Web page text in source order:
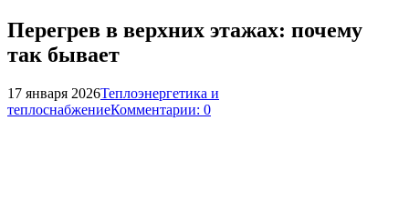
Перегрев в верхних этажах: почему
так бывает
17 января 2026Теплоэнергетика и
теплоснабжениеКомментарии: 0